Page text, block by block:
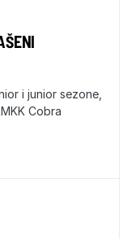
i junior sezone,
Cobra